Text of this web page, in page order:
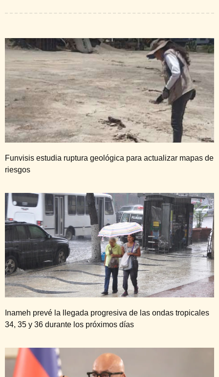
Funvisis estudia ruptura geológica para actualizar mapas de
riesgos
Inameh prevé la llegada progresiva de las ondas tropicales
34, 35 y 36 durante los próximos días